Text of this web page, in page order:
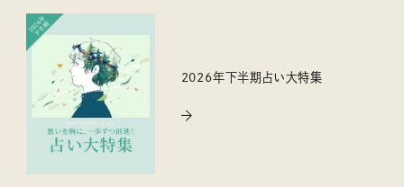
2026年下半期占い大特集